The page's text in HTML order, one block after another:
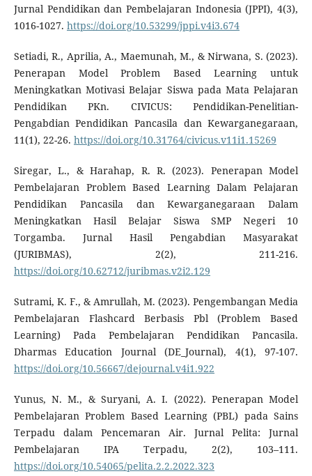
Jurnal Pendidikan dan Pembelajaran Indonesia (JPPI), 4(3),
1016-1027. https://doi.org/10.53299/jppi.v4i3.674
Setiadi, R., Aprilia, A., Maemunah, M., & Nirwana, S. (2023).
Penerapan Model Problem Based Learning untuk
Meningkatkan Motivasi Belajar Siswa pada Mata Pelajaran
Pendidikan PKn. CIVICUS: Pendidikan-Penelitian-
Pengabdian Pendidikan Pancasila dan Kewarganegaraan,
11(1), 22-26. https://doi.org/10.31764/civicus.v11i1.15269
Siregar, L., & Harahap, R. R. (2023). Penerapan Model
Pembelajaran Problem Based Learning Dalam Pelajaran
Pendidikan Pancasila dan Kewarganegaraan Dalam
Meningkatkan Hasil Belajar Siswa SMP Negeri 10
Torgamba. Jurnal Hasil Pengabdian Masyarakat
(JURIBMAS), 2(2), 211-216.
https://doi.org/10.62712/juribmas.v2i2.129
Sutrami, K. F., & Amrullah, M. (2023). Pengembangan Media
Pembelajaran Flashcard Berbasis Pbl (Problem Based
Learning) Pada Pembelajaran Pendidikan Pancasila.
Dharmas Education Journal (DE_Journal), 4(1), 97-107.
https://doi.org/10.56667/dejournal.v4i1.922
Yunus, N. M., & Suryani, A. I. (2022). Penerapan Model
Pembelajaran Problem Based Learning (PBL) pada Sains
Terpadu dalam Pencemaran Air. Jurnal Pelita: Jurnal
Pembelajaran IPA Terpadu, 2(2), 103–111.
https://doi.org/10.54065/pelita.2.2.2022.323